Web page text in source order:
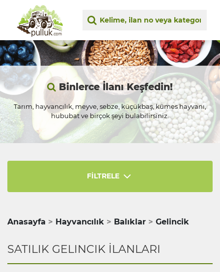
Binlerce İlanı Keşfedin!
Tarım, hayvancılık, meyve, sebze, küçükbaş, kümes hayvanı,
hububat ve birçok şeyi bulabilirsiniz.
FİLTRELE
Anasayfa Hayvancılık Balıklar Gelincik
SATILIK GELINCIK İLANLARI